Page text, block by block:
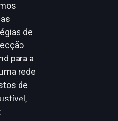
de
para a
rede
de